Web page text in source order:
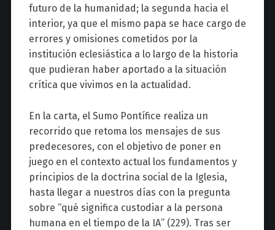
futuro de la humanidad; la segunda hacia el
interior, ya que el mismo papa se hace cargo de
errores y omisiones cometidos por la
institución eclesiástica a lo largo de la historia
que pudieran haber aportado a la situación
crítica que vivimos en la actualidad.
En la carta, el Sumo Pontífice realiza un
recorrido que retoma los mensajes de sus
predecesores, con el objetivo de poner en
juego en el contexto actual los fundamentos y
principios de la doctrina social de la Iglesia,
hasta llegar a nuestros días con la pregunta
sobre “qué significa custodiar a la persona
humana en el tiempo de la IA” (229). Tras ser